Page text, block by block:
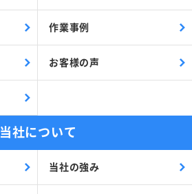
作業事例
お客様の声
当社について
当社の強み